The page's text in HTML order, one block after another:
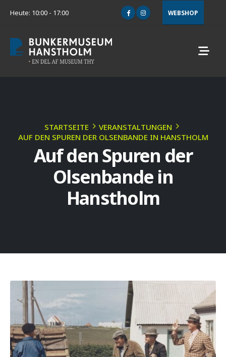
Heute: 10:00 - 17:00 WEBSHOP
STARTSEITE
VERANSTALTUNGEN
AUF DEN SPUREN DER OLSENBANDE IN HANSTHOLM
Auf den Spuren der
Olsenbande in
Hanstholm